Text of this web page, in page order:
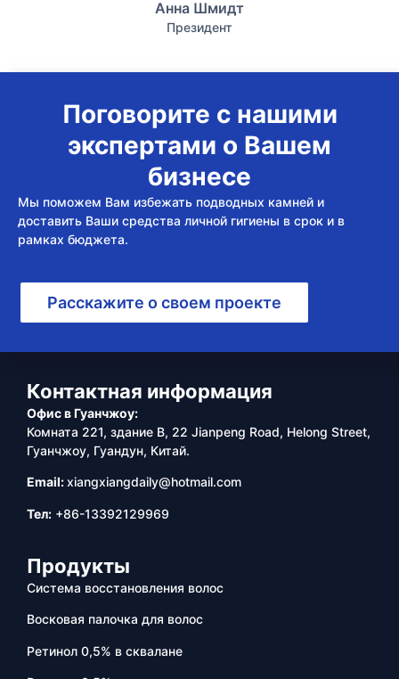
Анна Шмидт
Президент
Поговорите с нашими
экспертами о Вашем
бизнесе
Мы поможем Вам избежать подводных камней и
доставить Ваши средства личной гигиены в срок и в
рамках бюджета.
Расскажите о своем проекте
Контактная информация
Офис в Гуанчжоу:
Комната 221, здание B, 22 Jianpeng Road, Helong Street,
Гуанчжоу, Гуандун, Китай.
Email:xiangxiangdaily@hotmail.com
Тел: +86-13392129969
Продукты
Система восстановления волос
Восковая палочка для волос
Ретинол 0,5% в сквалане